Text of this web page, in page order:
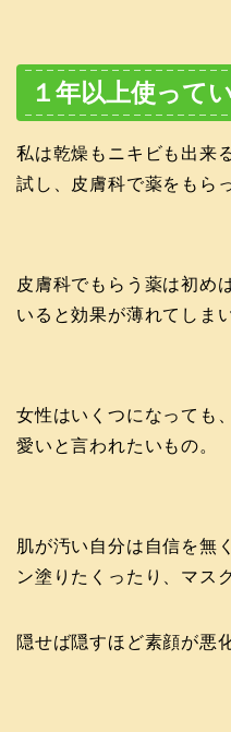
１年以上使って
私は乾燥もニキビも出来
試し、皮膚科で薬をもら
皮膚科でもらう薬は初め
いると効果が薄れてしま
女性はいくつになっても
愛いと言われたいもの。
肌が汚い自分は自信を無
ン塗りたくったり、マス
隠せば隠すほど素顔が悪